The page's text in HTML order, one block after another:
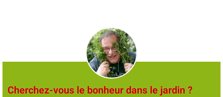
Cherchez-vous le bonheur dans le jardin ?